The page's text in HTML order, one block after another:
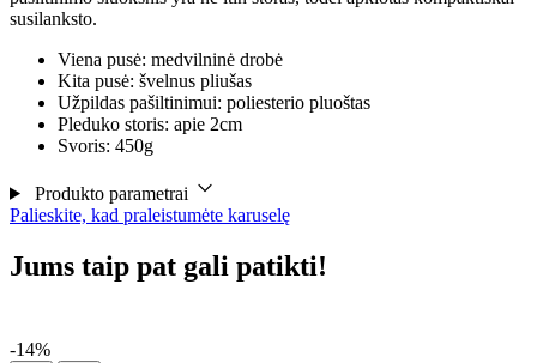
susilanksto.
Viena pusė: medvilninė drobė
Kita pusė: švelnus pliušas
Užpildas pašiltinimui: poliesterio pluoštas
Pleduko storis: apie 2cm
Svoris: 450g
Produkto parametrai
Palieskite, kad praleistumėte karuselę
Jums taip pat gali patikti!
-14%